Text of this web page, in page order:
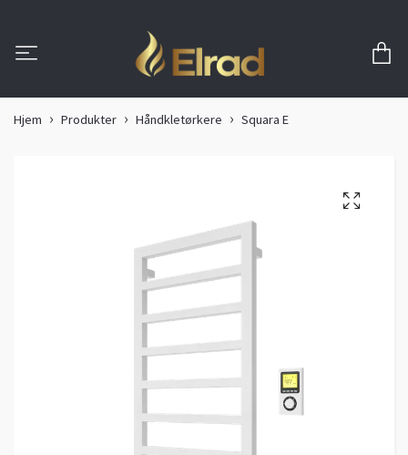
Hjem Produkter Håndkletørkere Squara E